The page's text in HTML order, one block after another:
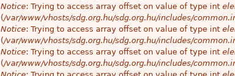
Notice: Trying to access array offset on value of type int
(/var/www/vhosts/sdg.org.hu/sdg.org.hu/includes/
Notice: Trying to access array offset on value of type int
(/var/www/vhosts/sdg.org.hu/sdg.org.hu/includes/
Notice: Trying to access array offset on value of type int
(/var/www/vhosts/sdg.org.hu/sdg.org.hu/includes/